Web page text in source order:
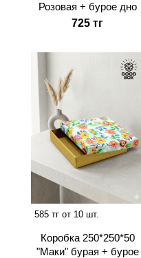
Розовая + бурое дно
725 тг
585 тг от 10 шт.
Коробка 250*250*50
"Маки" бурая + бурое